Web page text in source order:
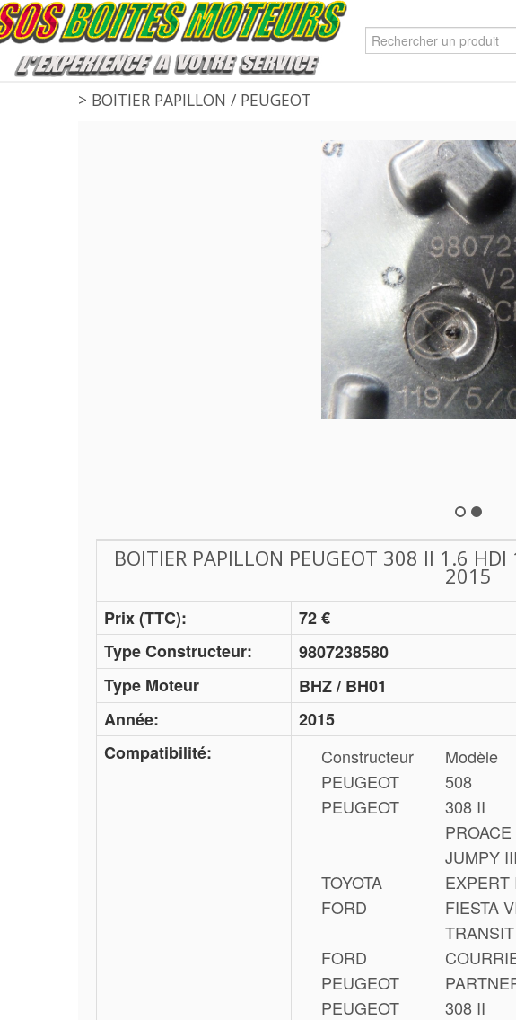
> BOITIER PAPILLON / PEUGEOT
BOITIER PAPILLON PEUGEOT 308 II 1.6
2015
Prix (TTC):
72 €
Type Constructeur:
9807238580
Type Moteur
BHZ / BH01
Année:
2015
Compatibilité:
Constructeur Modèle
PEUGEOT
508
PEUGEOT
308 II
TOYOTA
JUMPY
EXPERT
FORD
FIESTA
FORD
TRANSIT
PEUGEOT
PEUGEOT
308 II